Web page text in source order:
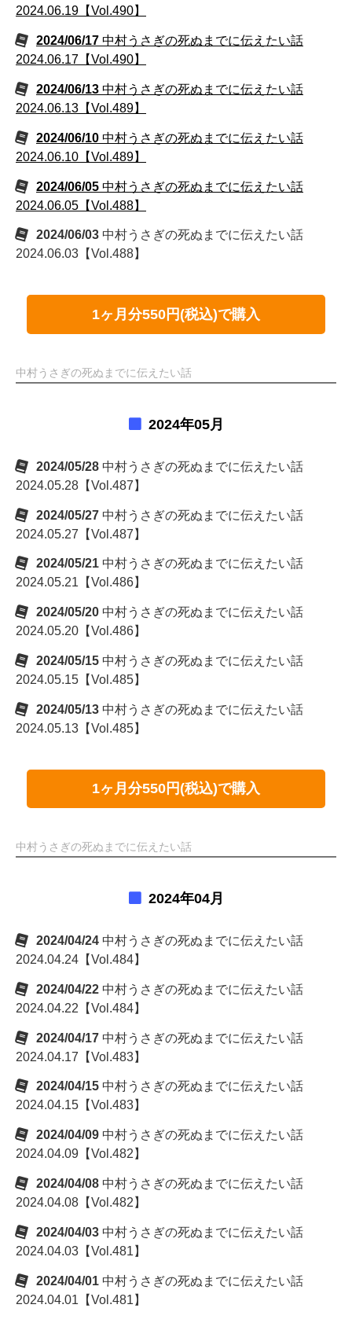
2024.06.19【Vol.490】
2024/06/17 中村うさぎの死ぬまでに伝えたい話
2024.06.17【Vol.490】
2024/06/13 中村うさぎの死ぬまでに伝えたい話
2024.06.13【Vol.489】
2024/06/10 中村うさぎの死ぬまでに伝えたい話
2024.06.10【Vol.489】
2024/06/05 中村うさぎの死ぬまでに伝えたい話
2024.06.05【Vol.488】
2024/06/03 中村うさぎの死ぬまでに伝えたい話
2024.06.03【Vol.488】
1ヶ月分550円(税込)で購入
中村うさぎの死ぬまでに伝えたい話
2024年05月
2024/05/28 中村うさぎの死ぬまでに伝えたい話
2024.05.28【Vol.487】
2024/05/27 中村うさぎの死ぬまでに伝えたい話
2024.05.27【Vol.487】
2024/05/21 中村うさぎの死ぬまでに伝えたい話
2024.05.21【Vol.486】
2024/05/20 中村うさぎの死ぬまでに伝えたい話
2024.05.20【Vol.486】
2024/05/15 中村うさぎの死ぬまでに伝えたい話
2024.05.15【Vol.485】
2024/05/13 中村うさぎの死ぬまでに伝えたい話
2024.05.13【Vol.485】
1ヶ月分550円(税込)で購入
中村うさぎの死ぬまでに伝えたい話
2024年04月
2024/04/24 中村うさぎの死ぬまでに伝えたい話
2024.04.24【Vol.484】
2024/04/22 中村うさぎの死ぬまでに伝えたい話
2024.04.22【Vol.484】
2024/04/17 中村うさぎの死ぬまでに伝えたい話
2024.04.17【Vol.483】
2024/04/15 中村うさぎの死ぬまでに伝えたい話
2024.04.15【Vol.483】
2024/04/09 中村うさぎの死ぬまでに伝えたい話
2024.04.09【Vol.482】
2024/04/08 中村うさぎの死ぬまでに伝えたい話
2024.04.08【Vol.482】
2024/04/03 中村うさぎの死ぬまでに伝えたい話
2024.04.03【Vol.481】
2024/04/01 中村うさぎの死ぬまでに伝えたい話
2024.04.01【Vol.481】